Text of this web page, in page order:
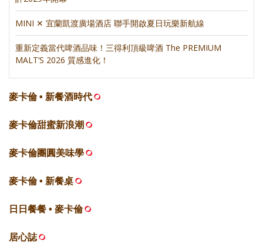
MINI ✕ 宜蘭凱渡廣場酒店 聯手開啟夏日玩樂新航線
重新定義當代啤酒品味！三得利頂級啤酒 The PREMIUM
MALT’S 2026 質感進化！
麥卡倫 • 新餐酒時代
麥卡倫甜蜜新浪潮
麥卡倫團圓美味學
麥卡倫 • 新餐桌
日日餐餐 • 麥卡倫
居心誌